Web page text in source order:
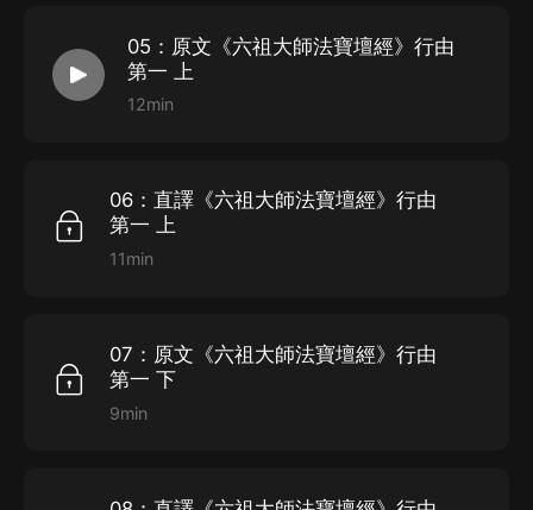
05：原文《六祖大師法寶壇經》行由
第一 上
12min
06：直譯《六祖大師法寶壇經》行由
第一 上
11min
07：原文《六祖大師法寶壇經》行由
第一 下
9min